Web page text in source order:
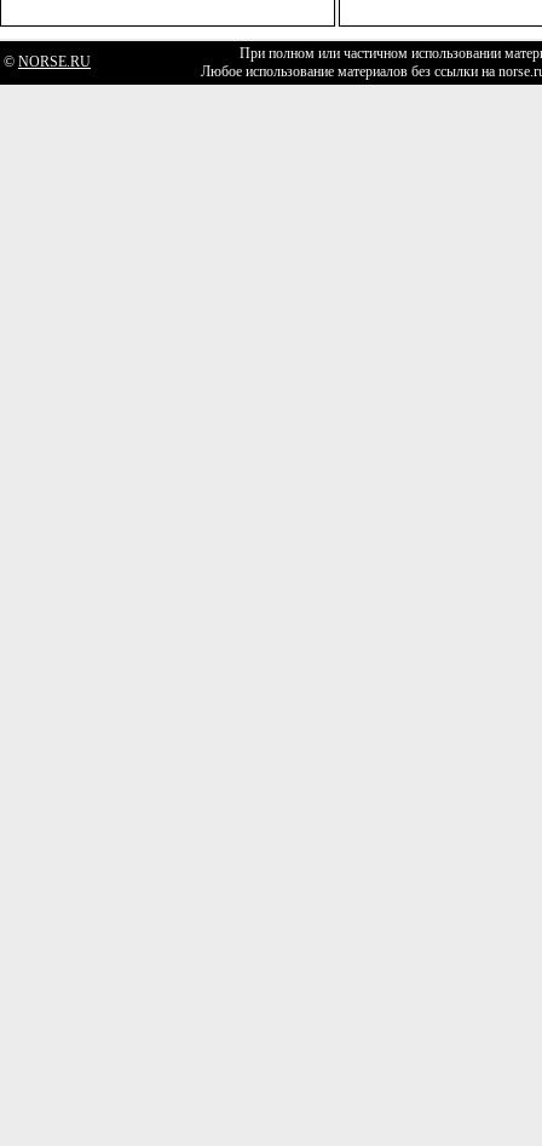
© NORSE.RU
При полном или частичном использовании
Любое использование материалов без ссылки на